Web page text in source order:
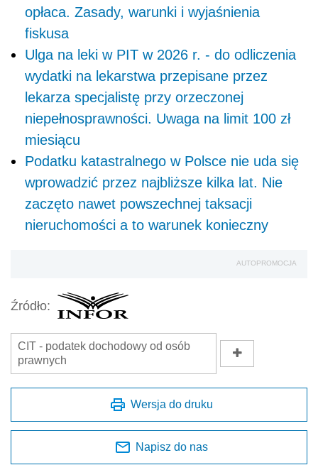
opłaca. Zasady, warunki i wyjaśnienia
fiskusa
Ulga na leki w PIT w 2026 r. - do odliczenia
wydatki na lekarstwa przepisane przez
lekarza specjalistę przy orzeczonej
niepełnosprawności. Uwaga na limit 100 zł
miesiącu
Podatku katastralnego w Polsce nie uda się
wprowadzić przez najbliższe kilka lat. Nie
zaczęto nawet powszechnej taksacji
nieruchomości a to warunek konieczny
AUTOPROMOCJA
Źródło:
CIT - podatek dochodowy od osób
prawnych
Wersja do druku
Napisz do nas